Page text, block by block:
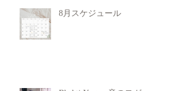
8月スケジュール